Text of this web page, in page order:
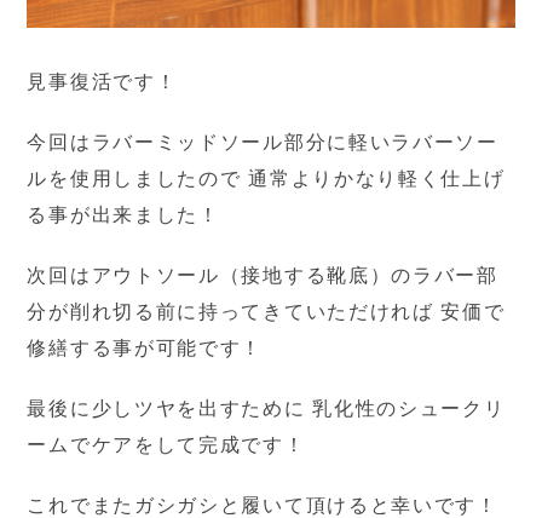
見事復活です！
今回はラバーミッドソール部分に軽いラバーソー
ルを使用しましたので 通常よりかなり軽く仕上げ
る事が出来ました！
次回はアウトソール（接地する靴底）のラバー部
分が削れ切る前に持ってきていただければ 安価で
修繕する事が可能です！
最後に少しツヤを出すために 乳化性のシュークリ
ームでケアをして完成です！
これでまたガシガシと履いて頂けると幸いです！